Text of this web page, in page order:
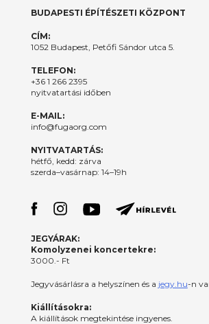
BUDAPESTI ÉPÍTÉSZETI KÖZPONT
CÍM:
1052 Budapest, Petőfi Sándor utca 5.
TELEFON:
+36 1 266 2395
nyitvatartási időben
E-MAIL:
info@fugaorg.com
NYITVATARTÁS:
hétfő, kedd: zárva
szerda–vasárnap: 14–19h
JEGYÁRAK:
Komolyzenei koncertekre:
3000.- Ft
Jegyvásárlásra a helyszínen és a jegy.hu-n
Kiállításokra:
A kiállítások megtekintése ingyenes.